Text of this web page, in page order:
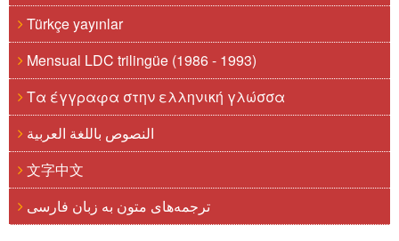
Türkçe yayınlar
Mensual LDC trilingüe (1986 - 1993)
Τα έγγραφα στην ελληνική γλώσσα
النصوص باللغة العربية
文字中文
ترجمه‌های متون به زبان فارسی